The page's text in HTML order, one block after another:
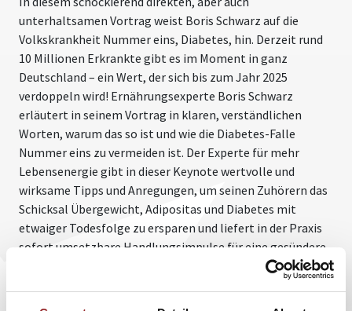
unterhaltsamen Vortrag weist Boris Schwarz auf die
Volkskrankheit Nummer eins, Diabetes, hin. Derzeit rund
10 Millionen Erkrankte gibt es im Moment in ganz
Deutschland – ein Wert, der sich bis zum Jahr 2025
verdoppeln wird! Ernährungsexperte Boris Schwarz
erläutert in seinem Vortrag in klaren, verständlichen
Worten, warum das so ist und wie die Diabetes-Falle
Nummer eins zu vermeiden ist. Der Experte für mehr
Lebensenergie gibt in dieser Keynote wertvolle und
wirksame Tipps und Anregungen, um seinen Zuhörern das
Schicksal Übergewicht, Adipositas und Diabetes mit
etwaiger Todesfolge zu ersparen und liefert in der Praxis
sofort umsetzbare Handlungsimpulse für eine gesündere
Boris Schwarz weiß: Wenn Ernährung und gesunde